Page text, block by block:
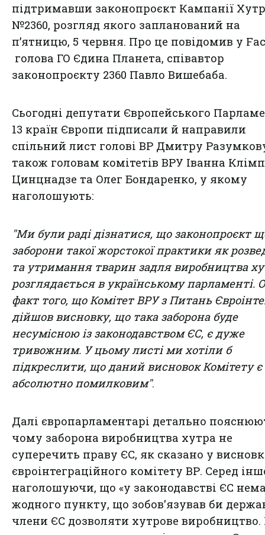
підтримавши законопроєкт Кампанії
№2360, розгляд якого запланований на
п’ятницю, 5 червня. Про це повідомив у
голова ГО Єдина Планета, співавтор
законопроєкту 2360 Павло Вишебаба.
Сьогодні депутати Європейського
13 країн Європи підписали й направили
спільний лист голові ВР Дмитру
також головам комітетів ВРУ Іванна
Цинцнадзе та Олег Бондаренко, у якому
наголошують:
"Ми були раді дізнатися, що законопроєкт
заборони такої жорстокої практики як
та утримання тварин задля виробництва
розглядається в українському парламенті.
факт того, що Комітет ВРУ з Питань
дійшов висновку, що така заборона буде
несумісною із законодавством ЄС, є дуже
тривожним. У цьому листі ми хотіли б
підкреслити, що даний висновок Комітету є
абсолютно помилковим".
Далі європарламентарі детально
чому заборона виробництва хутра не
суперечить праву ЄС, як сказано у
євроінтеграційного комітету ВР. Серед
наголошуючи, що «у законодавстві ЄС
жодного пункту, що зобов'язував би
члени ЄС дозволяти хутрове виробництво.